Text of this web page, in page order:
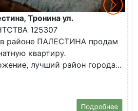
Тронина ул.
125307
в районе ПАЛЕСТИНА продам
квартиру.
лучший район города...
Подробнее